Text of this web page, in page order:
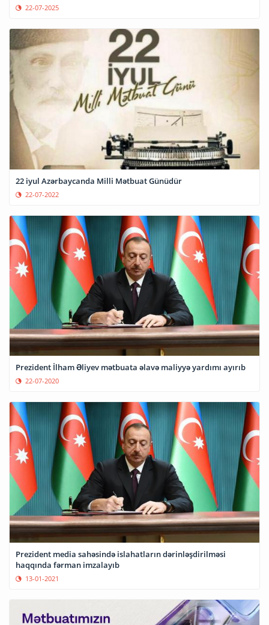
22-07-2025
22 iyul Azərbaycanda Milli Mətbuat Günüdür
22-07-2022
Prezident İlham Əliyev mətbuata əlavə maliyyə yardımı ayırıb
22-07-2020
Prezident media sahəsində islahatların dərinləşdirilməsi
haqqında fərman imzalayıb
13-01-2021